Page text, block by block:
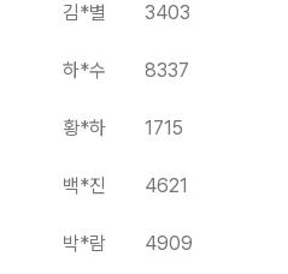
김*별 3403
하*수 8337
황*하 1715
백*진 4621
박*람 4909